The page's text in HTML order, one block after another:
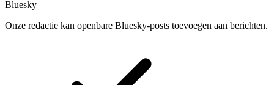
Bluesky
Onze redactie kan openbare Bluesky-posts toevoegen aan berichten.